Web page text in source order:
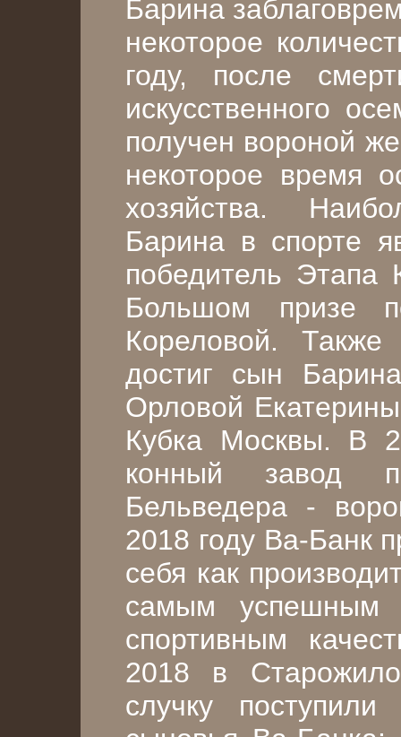
Барина
некоторое
году, после
искусственного
получен вороной
некоторое время
хозяйства.
Барина в спорте
победитель
Большом призе
Кореловой.
достиг сын
Орловой
Кубка Москвы. В
конный завод
Бельведера -
2018 году Ва-Банк
себя как
самым успешным
спортивным
2018 в
случку